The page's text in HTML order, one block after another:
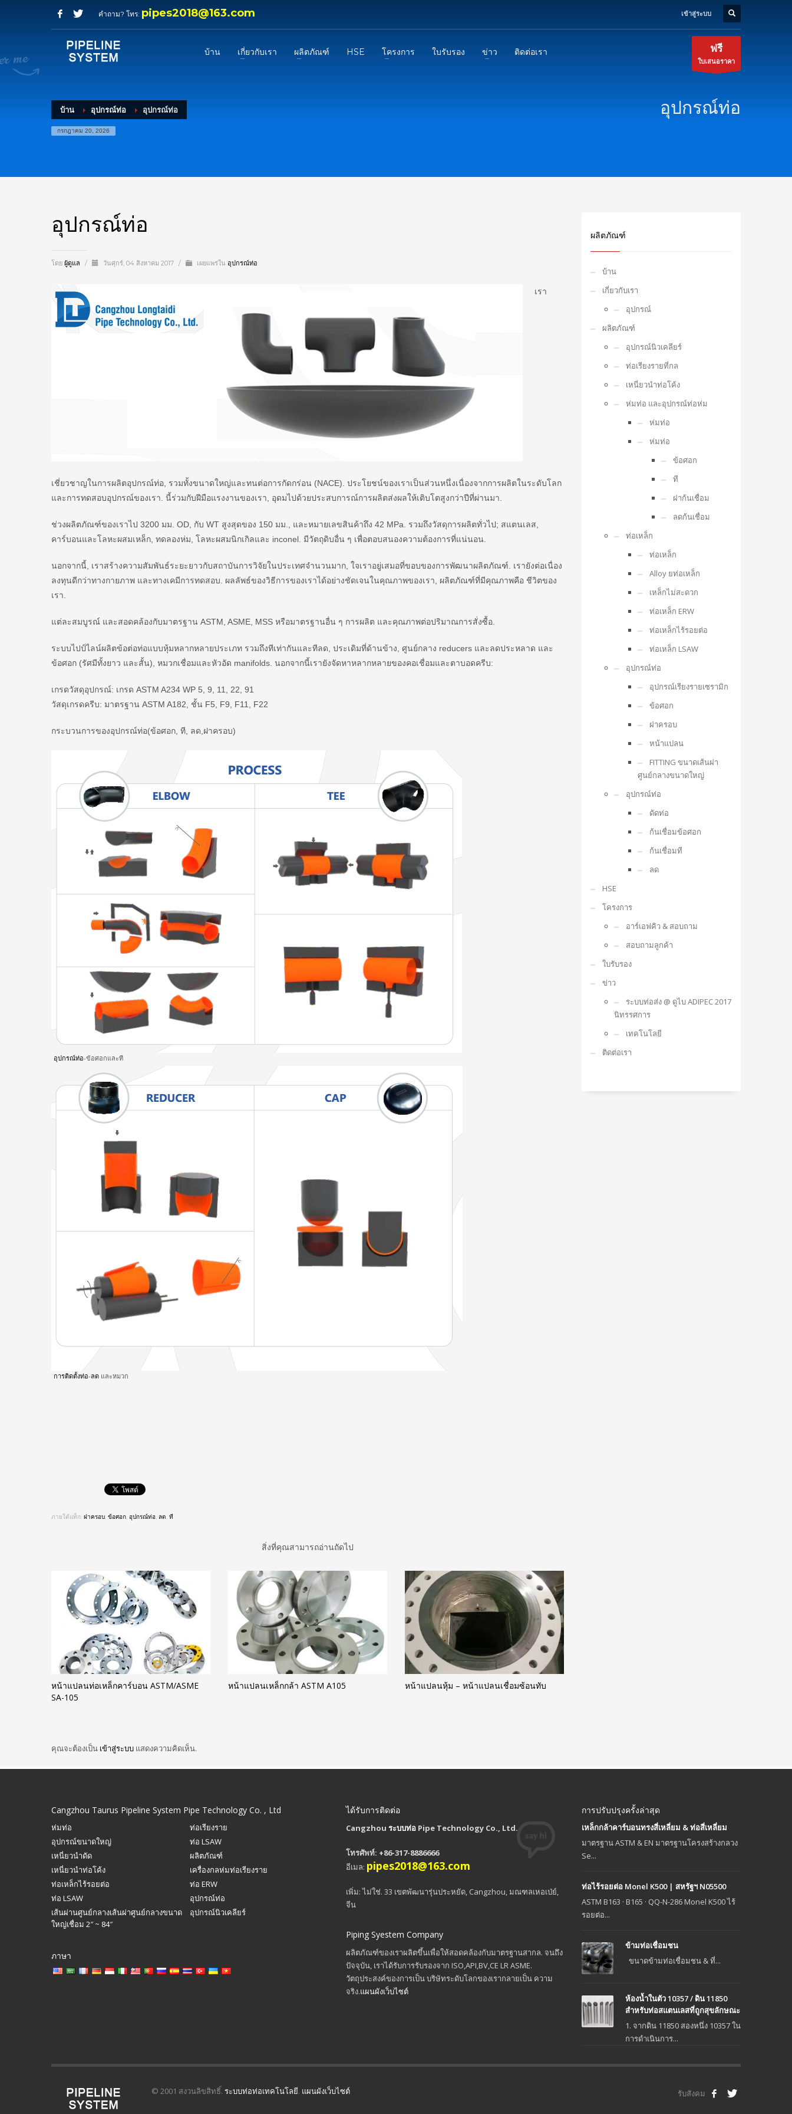
คำถาม? โทร: pipes2018@163.com เข้าสู่ระบบ
บ้าน เกี่ยวกับเรา ผลิตภัณฑ์ HSE โครงการ ใบรับรอง ข่าว ติดต่อเรา ฟรี
ใบเสนอราคา
บ้าน อุปกรณ์ท่อ อุปกรณ์ท่อ
กรกฎาคม 20, 2026
อุปกรณ์ท่อ
อุปกรณ์ท่อ
โดย ผู้ดูแล / วันศุกร์, 04 สิงหาคม 2017 / เผยแพร่ใน อุปกรณ์ท่อ
เรา
เชี่ยวชาญในการผลิตอุปกรณ์ท่อ, รวมทั้งขนาดใหญ่และทนต่อการกัดกร่อน (NACE). ประโยชน์ของเราเป็นส่วนหนึ่งเนื่องจากการผลิตในระดับโลก
และการทดสอบอุปกรณ์ของเรา. นี้ร่วมกับฝีมือแรงงานของเรา, อุดมไปด้วยประสบการณ์การผลิตส่งผลให้เติบโตสูงกว่าปีที่ผ่านมา.
ช่วงผลิตภัณฑ์ของเราไป 3200 มม. OD, กับ WT สูงสุดของ 150 มม., และหมายเลขสินค้าถึง 42 MPa. รวมถึงวัสดุการผลิตทั่วไป; สแตนเลส,
คาร์บอนและโลหะผสมเหล็ก, ทดลองห่ม, โลหะผสมนิกเกิลและ inconel. มีวัตถุดิบอื่น ๆ เพื่อตอบสนองความต้องการที่แน่นอน.
นอกจากนี้, เราสร้างความสัมพันธ์ระยะยาวกับสถาบันการวิจัยในประเทศจำนวนมาก, ใจเราอยู่เสมอที่ขอบของการพัฒนาผลิตภัณฑ์. เรายังต่อเนื่อง
ลงทุนดีกว่าทางกายภาพ และทางเคมีการทดสอบ. ผลลัพธ์ของวิธีการของเราได้อย่างชัดเจนในคุณภาพของเรา, ผลิตภัณฑ์ที่มีคุณภาพคือ ชีวิตของ
เรา.
แต่ละสมบูรณ์ และสอดคล้องกับมาตรฐาน ASTM, ASME, MSS หรือมาตรฐานอื่น ๆ การผลิต และคุณภาพต่อปริมาณการสั่งซื้อ.
ระบบไปป์ไลน์ผลิตข้อต่อท่อแบบหุ้มหลากหลายประเภท รวมถึงทีเท่ากันและทีลด, ประเดิมที่ด้านข้าง, ศูนย์กลาง reducers และลดประหลาด และ
ข้อศอก (รัศมีทั้งยาว และสั้น), หมวกเชื่อมและหัวอัด manifolds. นอกจากนี้เรายังจัดหาหลากหลายของคอเชื่อมและตาบอดครีบ:
เกรดวัสดุอุปกรณ์: เกรด ASTM A234 WP 5, 9, 11, 22, 91
วัสดุเกรดครีบ: มาตรฐาน ASTM A182, ชั้น F5, F9, F11, F22
กระบวนการของอุปกรณ์ท่อ(ข้อศอก, ที, ลด,ฝาครอบ)
อุปกรณ์ท่อ-ข้อศอกและที
การติดตั้งท่อ-ลด และหมวก
ภายใต้แท็ก: ฝาครอบ, ข้อศอก, อุปกรณ์ท่อ, ลด, ที
สิ่งที่คุณสามารถอ่านถัดไป
หน้าแปลนท่อเหล็กคาร์บอน ASTM/ASME
SA-105
หน้าแปลนเหล็กกล้า ASTM A105 หน้าแปลนหุ้ม – หน้าแปลนเชื่อมซ้อนทับ
คุณจะต้องเป็น เข้าสู่ระบบ แสดงความคิดเห็น.
ผลิตภัณฑ์
บ้าน
เกี่ยวกับเรา
อุปกรณ์
ผลิตภัณฑ์
อุปกรณ์นิวเคลียร์
ท่อเรียงรายที่กล
เหนี่ยวนำท่อโค้ง
ห่มท่อ และอุปกรณ์ท่อห่ม
ห่มท่อ
ห่มท่อ
ข้อศอก
ที
ฝาก้นเชื่อม
ลดก้นเชื่อม
ท่อเหล็ก
ท่อเหล็ก
Alloy ยท่อเหล็ก
เหล็กไม่สะดวก
ท่อเหล็ก ERW
ท่อเหล็กไร้รอยต่อ
ท่อเหล็ก LSAW
อุปกรณ์ท่อ
อุปกรณ์เรียงรายเซรามิก
ข้อศอก
ฝาครอบ
หน้าแปลน
FITTING ขนาดเส้นผ่า
ศูนย์กลางขนาดใหญ่
อุปกรณ์ท่อ
ดัดท่อ
ก้นเชื่อมข้อศอก
ก้นเชื่อมที
ลด
HSE
โครงการ
อาร์เอฟคิว & สอบถาม
สอบถามลูกค้า
ใบรับรอง
ข่าว
ระบบท่อส่ง @ ดูไบ ADIPEC 2017
นิทรรศการ
เทคโนโลยี
ติดต่อเรา
Cangzhou Taurus Pipeline System Pipe Technology Co. , Ltd
ห่มท่อ
ท่อเรียงราย
อุปกรณ์ขนาดใหญ่
ท่อ LSAW
เหนี่ยวนำดัด
ผลิตภัณฑ์
เหนี่ยวนำท่อโค้ง
เครื่องกลห่มท่อเรียงราย
ท่อเหล็กไร้รอยต่อ
ท่อ ERW
ท่อ LSAW
อุปกรณ์ท่อ
เส้นผ่านศูนย์กลางเส้นผ่าศูนย์กลางขนาด
ใหญ่เชื่อม 2″ ~ 84″
อุปกรณ์นิวเคลียร์
ภาษา
ได้รับการติดต่อ
Cangzhou ระบบท่อ Pipe Technology Co., Ltd.
โทรศัพท์: +86-317-8886666
อีเมล: pipes2018@163.com
เพิ่ม: ไม่ใช่. 33 เขตพัฒนารุ่นประหยัด, Cangzhou, มณฑลเหอเป่ย์,
จีน
Piping Syestem Company
ผลิตภัณฑ์ของเราผลิตขึ้นเพื่อให้สอดคล้องกับมาตรฐานสากล. จนถึง
ปัจจุบัน, เราได้รับการรับรองจาก ISO,API,BV,CE LR ASME.
วัตถุประสงค์ของการเป็น บริษัทระดับโลกของเรากลายเป็น ความ
จริง.แผนผังเว็บไซต์
การปรับปรุงครั้งล่าสุด
เหล็กกล้าคาร์บอนทรงสี่เหลี่ยม & ท่อสี่เหลี่ยม
มาตรฐาน ASTM & EN มาตรฐานโครงสร้างกลวง
Se...
ท่อไร้รอยต่อ Monel K500 | สหรัฐฯ N05500
ASTM B163 · B165 · QQ-N-286 Monel K500 ไร้
รอยต่อ...
ข้ามท่อเชื่อมชน
ขนาดข้ามท่อเชื่อมชน & ที่...
ห้องน้ำในตัว 10357 / ดิน 11850
สำหรับท่อสแตนเลสที่ถูกสุขลักษณะ
1. จากดิน 11850 สองหนึ่ง 10357 ใน
การดำเนินการ...
รับสังคม
© 2001 สงวนลิขสิทธิ์. ระบบท่อท่อเทคโนโลยี. แผนผังเว็บไซต์